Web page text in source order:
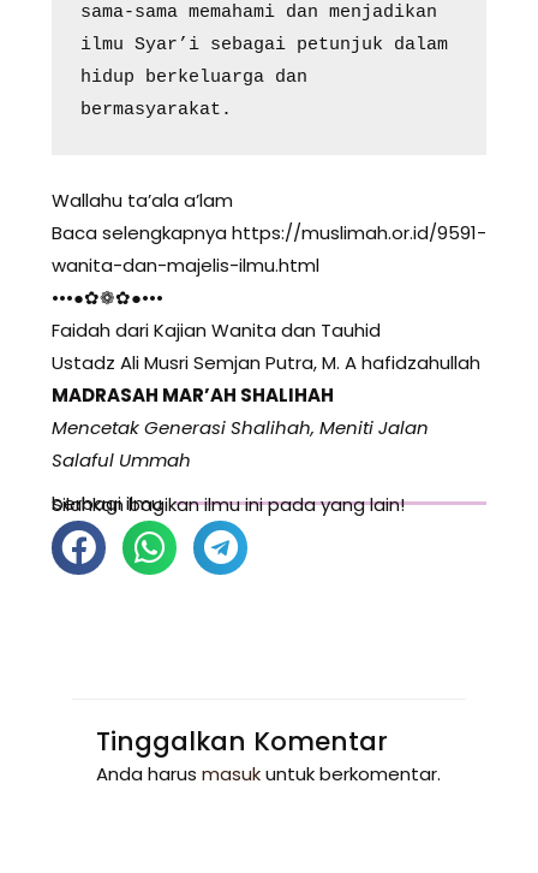
sama-sama memahami dan menjadikan
ilmu Syar’i sebagai petunjuk dalam
hidup berkeluarga dan
bermasyarakat.
Wallahu ta’ala a’lam
Baca selengkapnya https://muslimah.or.id/9591-
wanita-dan-majelis-ilmu.html
•••●✿❁✿●•••
Faidah dari Kajian Wanita dan Tauhid
Ustadz Ali Musri Semjan Putra, M. A hafidzahullah
MADRASAH MAR’AH SHALIHAH
Mencetak Generasi Shalihah, Meniti Jalan
Salaful Ummah
berbagi ilmu
Silahkan bagikan ilmu ini pada yang lain!
Tinggalkan Komentar
Anda harus masukuntuk berkomentar.